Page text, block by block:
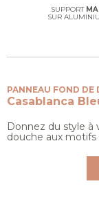
SUPPORT
SUR
PANNEAU FOND DE
Casablanca
Donnez du style à
douche aux motifs